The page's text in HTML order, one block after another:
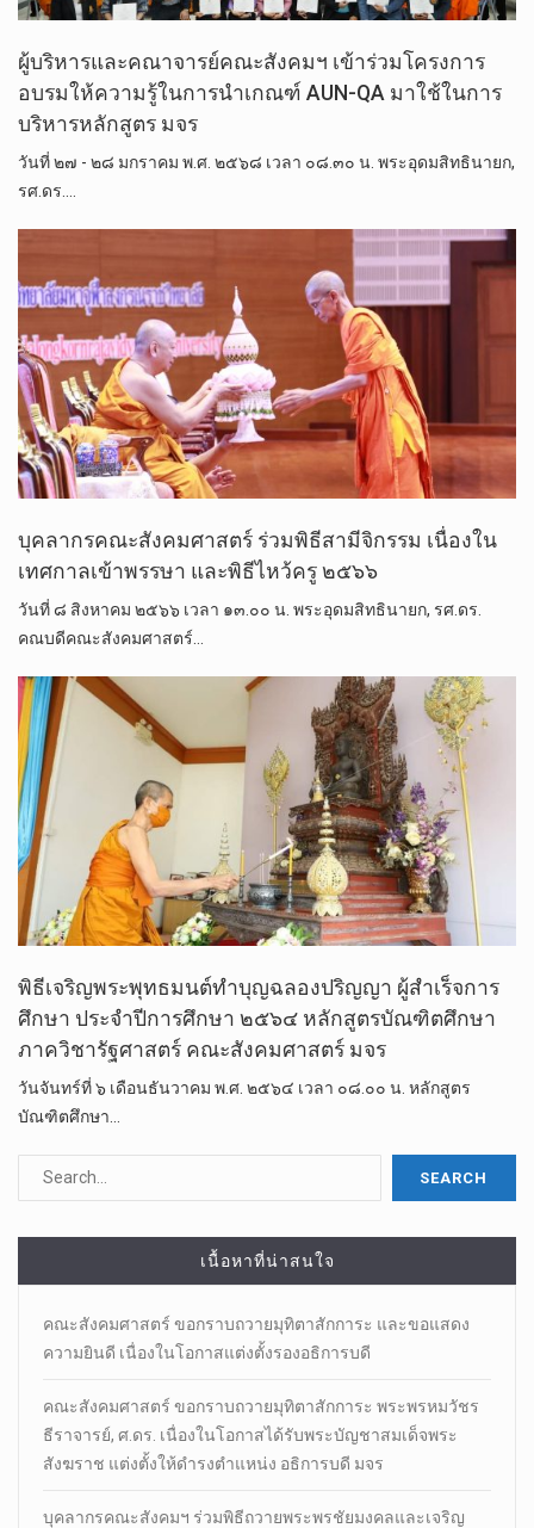
ผู้บริหารและคณาจารย์คณะสังคมฯ เข้าร่วมโครงการ
อบรมให้ความรู้ในการนำเกณฑ์ AUN-QA มาใช้ในการ
บริหารหลักสูตร มจร
วันที่ ๒๗ - ๒๘ มกราคม พ.ศ. ๒๕๖๘ เวลา ๐๘.๓๐ น. พระอุดมสิทธินายก,
รศ.ดร.…
บุคลากรคณะสังคมศาสตร์ ร่วมพิธีสามีจิกรรม เนื่องใน
เทศกาลเข้าพรรษา และพิธีไหว้ครู ๒๕๖๖
วันที่ ๘ สิงหาคม ๒๕๖๖ เวลา ๑๓.๐๐ น. พระอุดมสิทธินายก, รศ.ดร.
คณบดีคณะสังคมศาสตร์…
พิธีเจริญพระพุทธมนต์ทำบุญฉลองปริญญา ผู้สำเร็จการ
ศึกษา ประจำปีการศึกษา ๒๕๖๔ หลักสูตรบัณฑิตศึกษา
ภาควิชารัฐศาสตร์ คณะสังคมศาสตร์​ มจร​
วันจันทร์ที่ ๖ เดือน​ธันวาคม พ.ศ. ๒๕๖๔ เวลา ๐๘.๐๐ น. หลักสูตร
บัณฑิตศึกษา…
เนื้อหาที่น่าสนใจ
คณะสังคมศาสตร์ ขอกราบถวายมุทิตาสักการะ และขอแสดง
ความยินดี เนื่องในโอกาสแต่งตั้งรองอธิการบดี
คณะสังคมศาสตร์ ขอกราบถวายมุทิตาสักการะ พระพรหมวัชร
ธีราจารย์, ศ.ดร. เนื่องในโอกาสได้รับพระบัญชาสมเด็จพระ
สังฆราช แต่งตั้งให้ดำรงตำแหน่ง อธิการบดี มจร
บุคลากรคณะสังคมฯ ร่วมพิธีถวายพระพรชัยมงคลและเจริญ